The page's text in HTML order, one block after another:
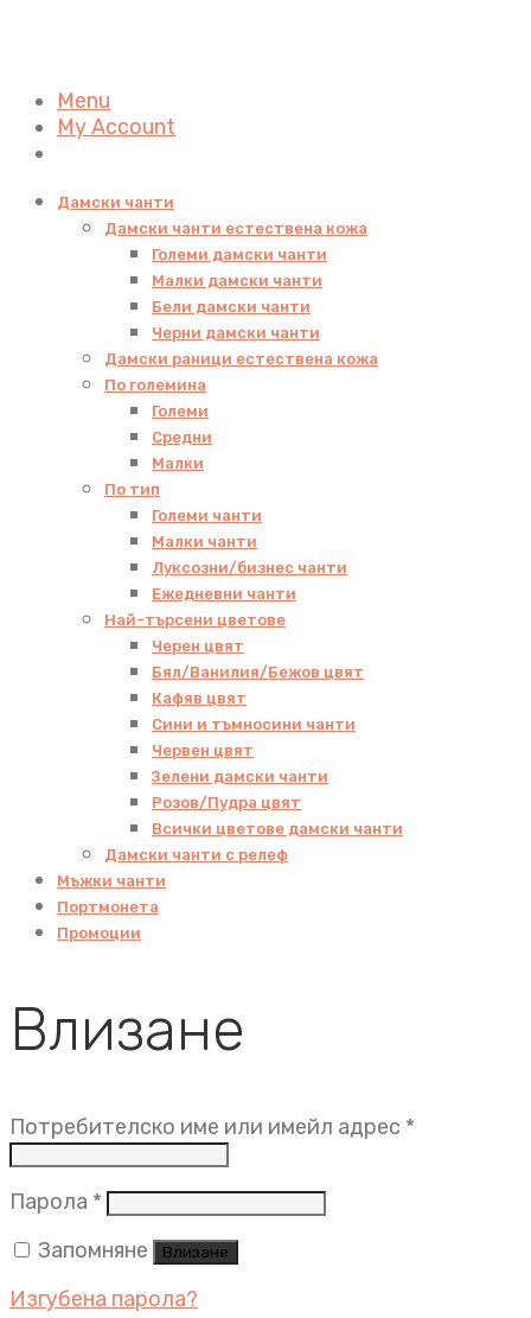
Menu
My Account
Дамски чанти
Дамски чанти естествена кожа
Големи дамски чанти
Малки дамски чанти
Бели дамски чанти
Черни дамски чанти
Дамски раници естествена кожа
По големина
Големи
Средни
Малки
По тип
Големи чанти
Малки чанти
Луксозни/бизнес чанти
Ежедневни чанти
Най-търсени цветове
Черен цвят
Бял/Ванилия/Бежов цвят
Кафяв цвят
Сини и тъмносини чанти
Червен цвят
Зелени дамски чанти
Розов/Пудра цвят
Всички цветове дамски чанти
Дамски чанти с релеф
Мъжки чанти
Портмонета
Промоции
Влизане
Потребителско име или имейл адрес *
Парола * Задължително
Запомняне
Влизане
Изгубена парола?